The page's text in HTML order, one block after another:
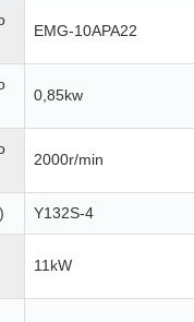
EMG-10APA22
0,85kw
2000r/min
Y132S-4
11kW